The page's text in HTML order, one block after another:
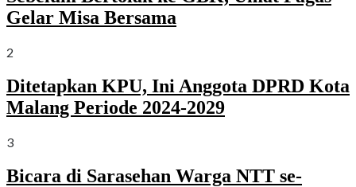
Gelar Misa Bersama
2
Ditetapkan KPU, Ini Anggota DPRD Kota
Malang Periode 2024-2029
3
Bicara di Sarasehan Warga NTT se-